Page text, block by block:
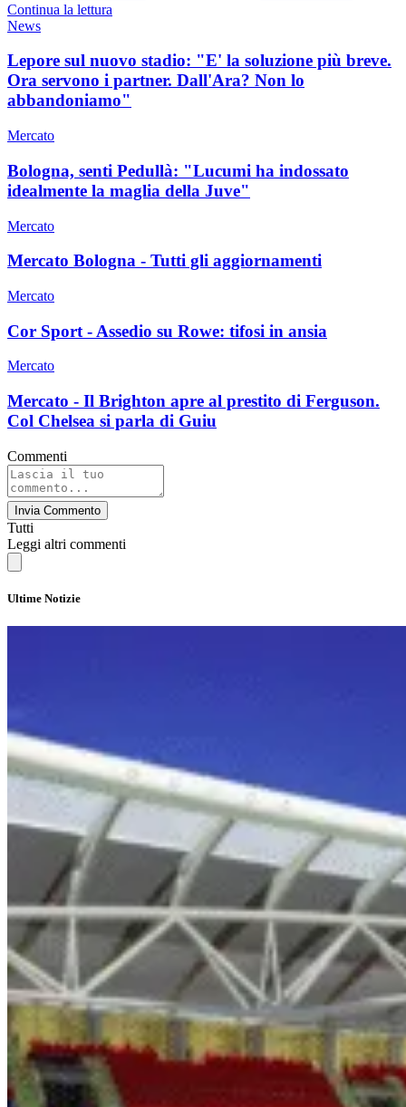
Continua la lettura
News
Lepore sul nuovo stadio: "E' la soluzione più breve.
Ora servono i partner. Dall'Ara? Non lo
abbandoniamo"
Mercato
Bologna, senti Pedullà: "Lucumi ha indossato
idealmente la maglia della Juve"
Mercato
Mercato Bologna - Tutti gli aggiornamenti
Mercato
Cor Sport - Assedio su Rowe: tifosi in ansia
Mercato
Mercato - Il Brighton apre al prestito di Ferguson.
Col Chelsea si parla di Guiu
Commenti
Invia Commento
Tutti
Leggi altri commenti
Ultime Notizie